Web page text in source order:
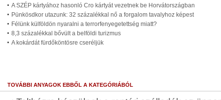
A SZÉP kártyához hasonló Cro kártyát vezetnek be Horvátországban
Pünkösdkor utazunk: 32 százalékkal nő a forgalom tavalyhoz képest
Félünk külföldön nyaralni a terrorfenyegetettség miatt?
8,3 százalékkal bővült a belföldi turizmus
A kokárdát fürdőköntösre cseréljük
TOVÁBBI ANYAGOK EBBŐL A KATEGÓRIÁBÓL